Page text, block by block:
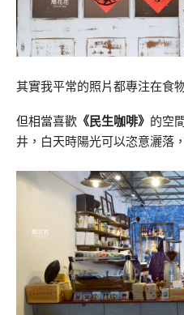
其實我平常的照片都專注在食
但相當喜歡 《民生咖啡》 的空
井，白天時陽光可以恣意灑落